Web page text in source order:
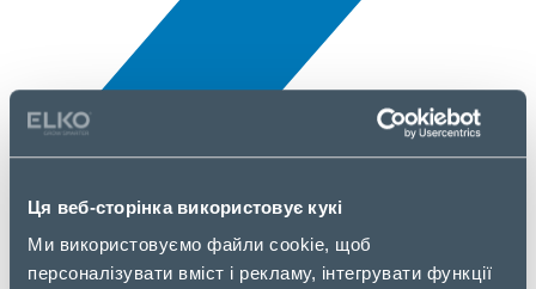
Ця веб-сторінка використовує кукі
Ми використовуємо файли cookie, щоб
персоналізувати вміст і рекламу, інтегрувати функції
Всі новини